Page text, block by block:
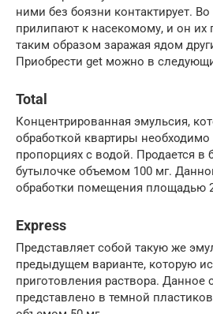
ними без боязни контактирует.
прилипают к насекомому, и он их
таким образом заражая ядом
Приобрести get можно в
Total
Концентрированная эмульсия,
обработкой квартиры
пропорциях с водой. Продается в
бутылочке объемом 100 мг.
обработки помещения площадью
Exрress
Представляет собой такую же
предыдущем варианте, которую
приготовления раствора. Данное
представлено в темной